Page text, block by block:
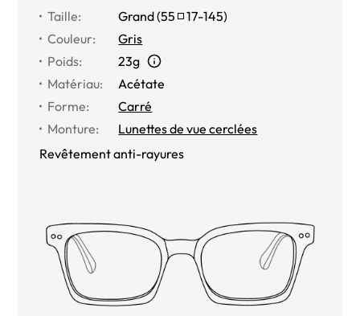
Taille: Grand(55 17-145)
Couleur:
Gris
Poids:
23g
Matériau:
Acétate
Forme:
Carré
Monture:
Lunettes de vue cerclées
Revêtement anti-rayures